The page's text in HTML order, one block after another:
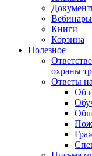
Вебинары
Книги
Корзина
Полезное
охраны
Ответы
Об